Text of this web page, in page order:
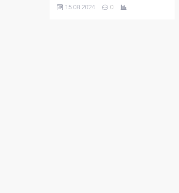
Varyant Ekdağ Tesisi önünde
15.08.2024 0